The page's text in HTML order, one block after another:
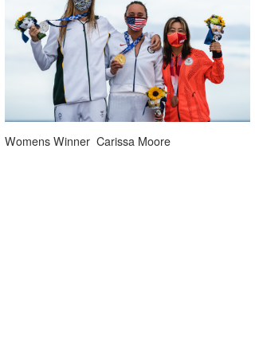
Womens Winner Carissa Moore